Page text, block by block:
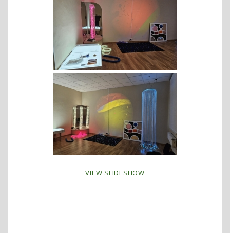
VIEW SLIDESHOW